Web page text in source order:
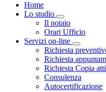
Home
Lo studio
Toggle Dropdown
Il notaio
Orari Ufficio
Servizi on-line
Toggle
Richiesta
Richiesta
Richiesta Copia atti
Consulenza
Autocertificazione